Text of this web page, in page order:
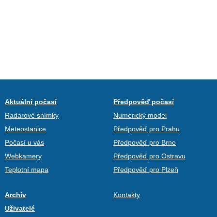
Aktuální počasí
Radarové snímky
Meteostanice
Počasí u vás
Webkamery
Teplotní mapa
Předpověď počasí
Numerický model
Předpověď pro Prahu
Předpověď pro Brno
Předpověď pro Ostravu
Předpověď pro Plzeň
Archiv
Uživatelé
Kontakty